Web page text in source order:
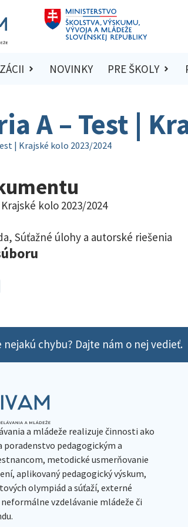
NOVINKY PRE ŠKOLY
A – Test |
| Krajské kolo 2023/2024
kolo 2023/2024
, Súťažné úlohy a autorské riešenia
nejakú chybu? Dajte nám o nej vedieť.
a mládeže realizuje činnosti ako
poradenstvo pedagogickým a
metodické usmerňovanie
aplikovaný pedagogický výskum,
olympiád a súťaží, externé
vzdelávanie mládeže či